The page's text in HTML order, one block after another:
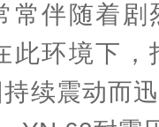
常伴随着
此环境下，
续震动而